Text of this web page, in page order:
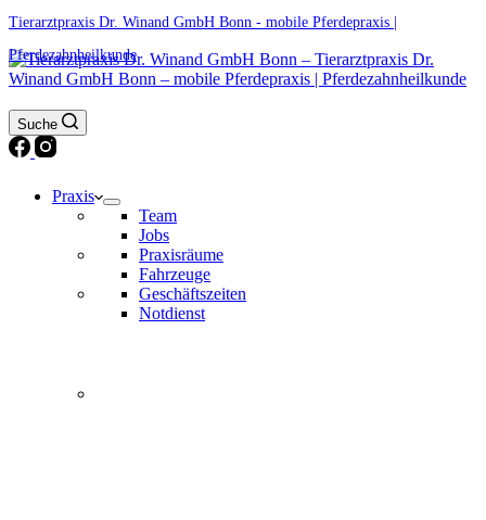
Tierarztpraxis Dr. Winand GmbH Bonn - mobile Pferdepraxis |
Pferdezahnheilkunde
Suche
Praxis
Team
Jobs
Praxisräume
Fahrzeuge
Geschäftszeiten
Notdienst